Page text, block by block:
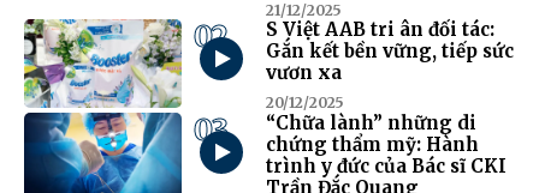
21/12/2025
02
S Việt AAB tri ân đối tác:
Gắn kết bền vững, tiếp sức
vươn xa
20/12/2025
03
“Chữa lành” những di
chứng thẩm mỹ: Hành
trình y đức của Bác sĩ CKI
Trần Đắc Quang